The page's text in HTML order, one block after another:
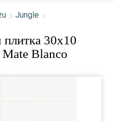
Jungle
плитка 30x10
Blanco